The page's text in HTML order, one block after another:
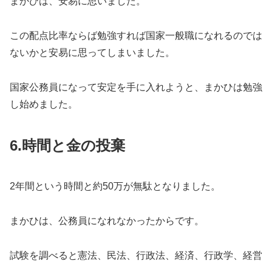
この配点比率ならば勉強すれば国家一般職になれるのでは
ないかと安易に思ってしまいました。
国家公務員になって安定を手に入れようと、まかひは勉強
し始めました。
6. 時間と金の投棄
2年間という時間と約50万が無駄となりました。
まかひは、公務員になれなかったからです。
試験を調べると憲法、民法、行政法、経済、行政学、経営